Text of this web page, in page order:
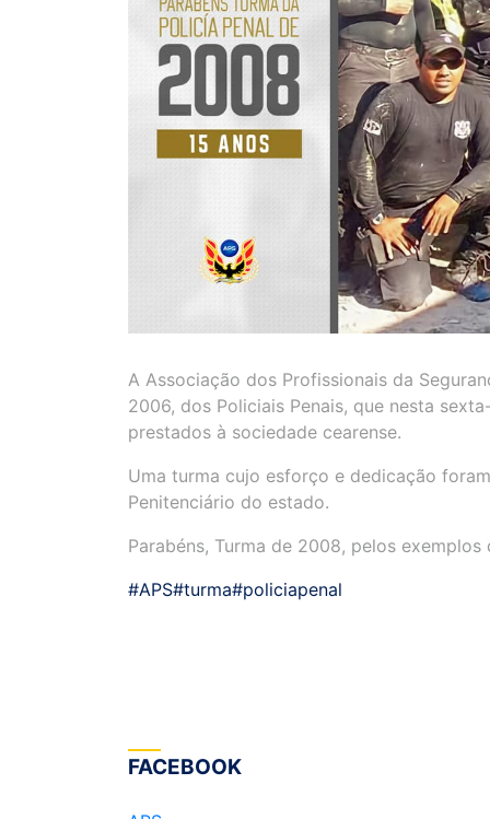
A Associação dos Profissionais da
2006, dos Policiais Penais, que nesta
prestados à sociedade cearense.
Uma turma cujo esforço e dedicação
Penitenciário do estado.
Parabéns, Turma de 2008, pelos
#APS#turma#policiapenal
FACEBOOK